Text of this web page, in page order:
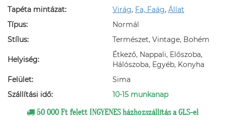
Tapéta mintázat:
Virág, Fa, Faág, Állat
Típus:
Normál
Stílus:
Természet, Vintage, Bohém
Helyiség:
Étkező, Nappali, Előszoba,
Hálószoba, Egyéb, Konyha
Felület:
Sima
Szállítási idő:
10-15 munkanap
50 000 Ft felett INGYENES házhozszállítás a GLS-el